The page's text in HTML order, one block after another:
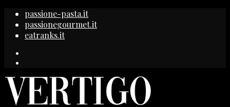
passione-pasta.it
passionegourmet.it
eatranks.it